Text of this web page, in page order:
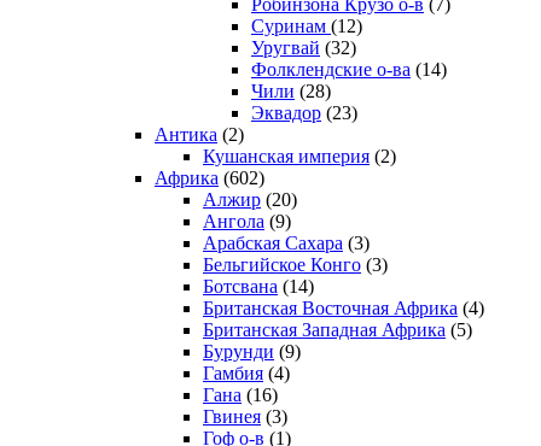
Суринам (12)
Уругвай (32)
Фолклендские о-ва (14)
Чили (28)
Эквадор (23)
Антика (2)
Кушанская империя (2)
Африка (602)
Алжир (20)
Ангола (9)
Арабская Сахара (3)
Бельгийское Конго (3)
Ботсвана (14)
Британская Восточная Африка (4)
Британская Западная Африка (5)
Бурунди (9)
Гамбия (4)
Гана (16)
Гвинея (3)
Гоф о-в (1)